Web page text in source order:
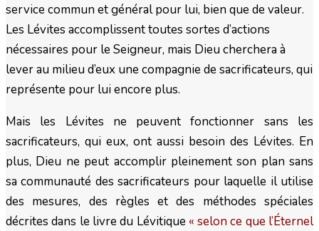
service commun et général pour lui, bien que de valeur.
Les Lévites accomplissent toutes sortes d’actions
nécessaires pour le Seigneur, mais Dieu cherchera à
lever au milieu d’eux une compagnie de sacrificateurs, qui
représente pour lui encore plus.
Mais les Lévites ne peuvent fonctionner sans les
sacrificateurs, qui eux, ont aussi besoin des Lévites. En
plus, Dieu ne peut accomplir pleinement son plan sans
sa communauté des sacrificateurs pour laquelle il utilise
des mesures, des règles et des méthodes spéciales
décrites dans le livre du Lévitique « selon ce que l’Éternel